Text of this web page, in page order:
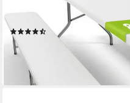
Bierzeltgarnitur Bayreuth, (3-
oder beim Camping
(7)
89,98 € 109,99 €
-18%
lieferbar - in 4-5 Werktagen bei dir